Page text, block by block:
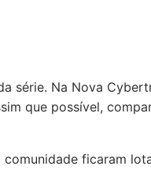
série. Na Nova
que possível,
ficaram